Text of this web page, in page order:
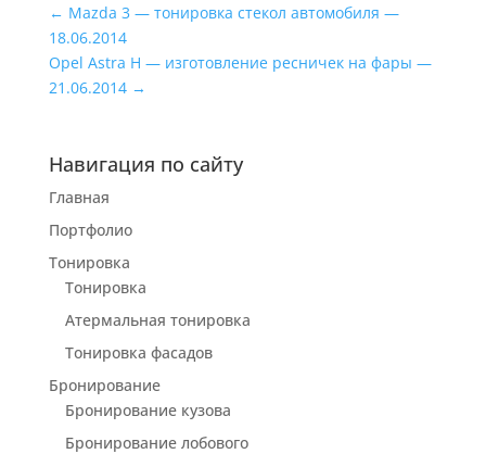
← Mazda 3 — тонировка стекол автомобиля —
18.06.2014
Opel Astra H — изготовление ресничек на фары —
21.06.2014 →
Навигация по сайту
Главная
Портфолио
Тонировка
Тонировка
Атермальная тонировка
Тонировка фасадов
Бронирование
Бронирование кузова
Бронирование лобового